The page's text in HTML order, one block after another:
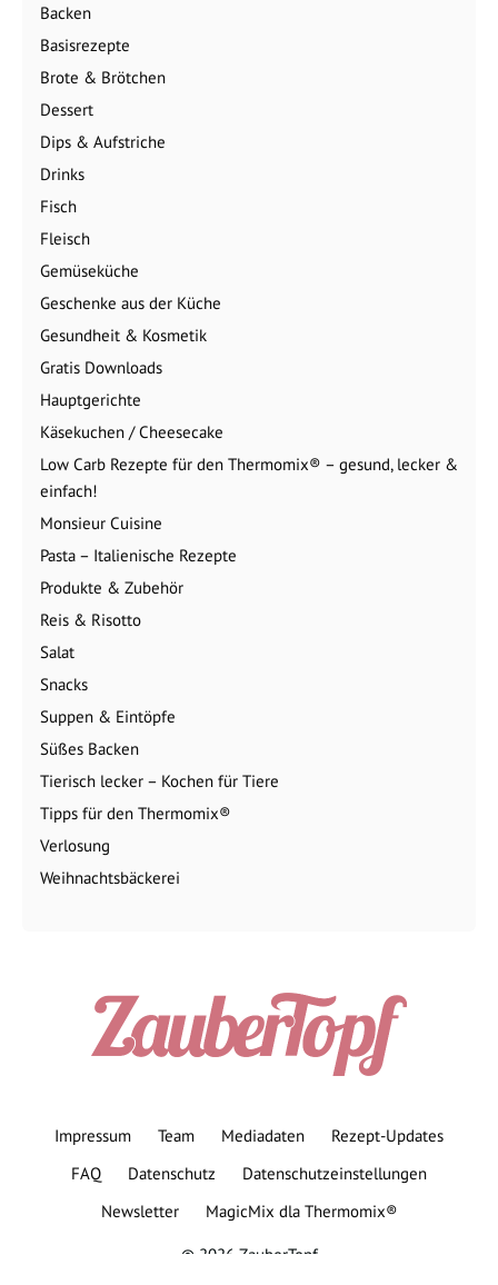
Backen
Basisrezepte
Brote & Brötchen
Dessert
Dips & Aufstriche
Drinks
Fisch
Fleisch
Gemüseküche
Geschenke aus der Küche
Gesundheit & Kosmetik
Gratis Downloads
Hauptgerichte
Käsekuchen / Cheesecake
Low Carb Rezepte für den Thermomix® – gesund, lecker &
einfach!
Monsieur Cuisine
Pasta – Italienische Rezepte
Produkte & Zubehör
Reis & Risotto
Salat
Snacks
Suppen & Eintöpfe
Süßes Backen
Tierisch lecker – Kochen für Tiere
Tipps für den Thermomix®
Verlosung
Weihnachtsbäckerei
Impressum Team Mediadaten
Rezept-Updates
FAQ
Datenschutz
Datenschutzeinstellungen
Newsletter
MagicMix dla Thermomix®
© 2026 ZauberTopf